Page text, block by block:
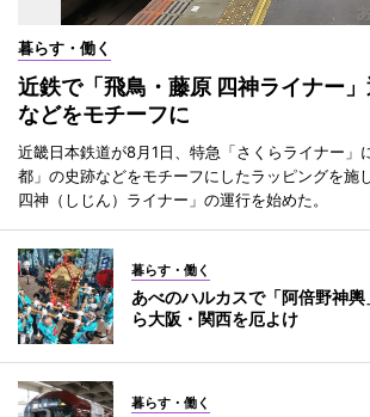
暮らす・働く
近鉄で「飛鳥・藤原 四神ライナー
などをモチーフに
近畿日本鉄道が8月1日、特急「さくらライナー」
都」の史跡などをモチーフにしたラッピングを施
四神（しじん）ライナー」の運行を始めた。
暮らす・働く
あべのハルカスで「阿倍野神
ら大阪・関西を厄よけ
暮らす・働く